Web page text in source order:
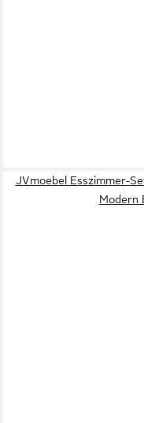
JVmoebel Esszimmer-
Modern